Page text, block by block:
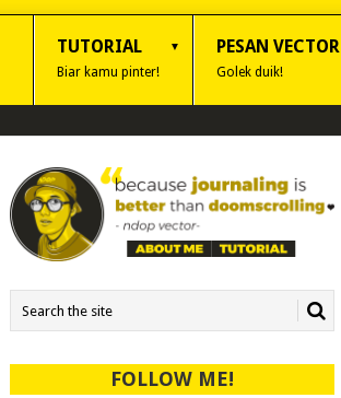
TUTORIAL
Biar kamu pinter!
PESAN VECTOR
Golek duik!
FOLLOW ME!